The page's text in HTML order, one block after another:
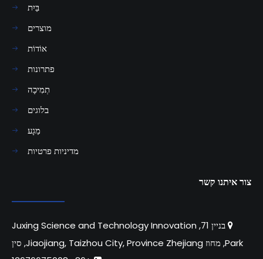
בַּיִת
מוצרים
אוֹדוֹת
פתרונות
תְמִיכָה
בלוגים
מַגָע
מדיניות פרטיות
צור איתנו קשר

בניין 71, Juxing Science and Technology Innovation
Park, מחוז Jiaojiang, Taizhou City, Province Zhejiang, סין